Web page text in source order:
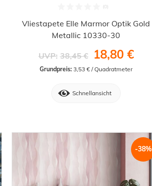
Vliestapete Elle Marmor Optik Gold
Metallic 10330-30
UVP: 38,45 € 18,80 €
Grundpreis: 3,53 € / Quadratmeter
Schnellansicht
-38%